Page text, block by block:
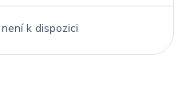
k dispozici